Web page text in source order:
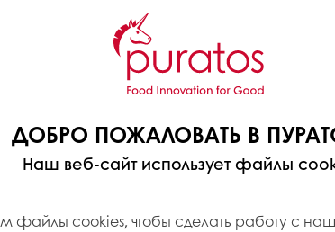
в холодную
декор решает если
решающую роль.
ДОБРО ПОЖАЛОВАТЬ В
Наш веб-сайт использует файлы
файлы cookies, чтобы сделать работу с